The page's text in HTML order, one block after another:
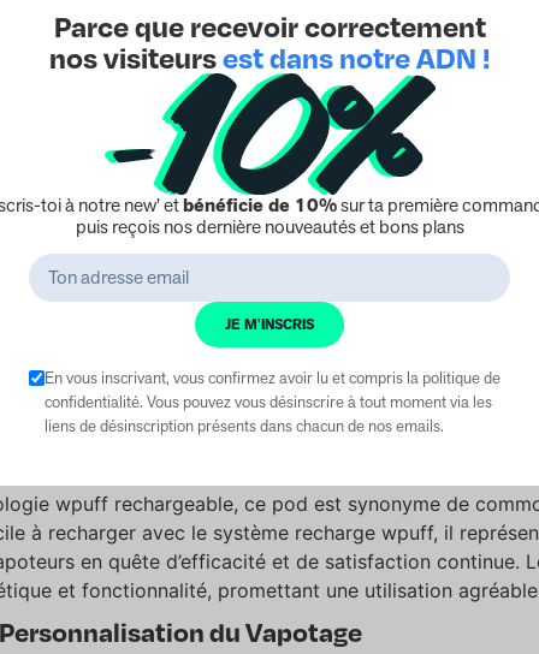
Wpuff : Une Invitation au Vapotage
par le Pod Fruit du Dragon Wpuff, une création
à la prestigieuse gamme Wpuff Pod System. Offert en
nicotine, 0.9% et 1.7%, ce pod de 2ml promet une
sa combinaison de saveurs juteuses et d’une fraîcheur
évasion vers des contrées exotiques.
et Fraîcheur Envoûtante
Wpuff est une véritable célébration gustative. Son
dragon, accompagné d’une touche de fraîcheur, ravit les
en son genre transforme chaque bouffée en un moment
subtiles et rafraîchissantes qui captivent dès le
wpuff rechargeable, ce pod est synonyme de
à recharger avec le système recharge wpuff, il
en quête d’efficacité et de satisfaction continue.
et fonctionnalité, promettant une utilisation
du Vapotage
Parce que recevoir correctement
nos visiteursest dans notre ADN !
toi à notre new’ etbénéficie de 10%sur ta première
puis reçois nos dernière nouveautés et bons plans
JE M'INSCRIS
En vous inscrivant, vous confirmez avoir lu et compris la politique de
confidentialité. Vous pouvez vous désinscrire à tout moment via les
liens de désinscription présents dans chacun de nos emails.